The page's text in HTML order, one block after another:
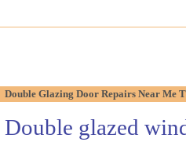
Double Glazing Door Repairs Near Me
Double glazed